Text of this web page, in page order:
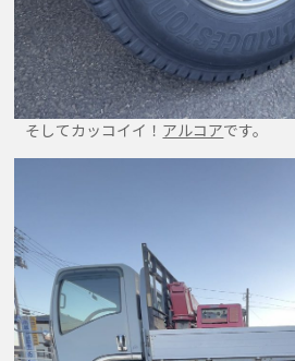
そしてカッコイイ！ アルコアです。